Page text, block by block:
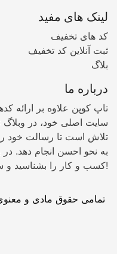
لینک های مفید
کد های تخفیف
ثبت آنلاین کد تخفیف
بلاگ
درباره ما
تاپ کوپن علاوه بر ارائه
سایت اصلی خود، در وبلاگ
تلاش است تا رسالت خود
به نحو احسن انجام دهد. در
کسب و کار را بشناسید و سپس خرید کنید!
تمامی حقوق مادی و